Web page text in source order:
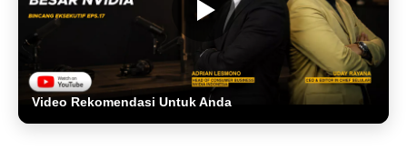
Video Rekomendasi Untuk Anda